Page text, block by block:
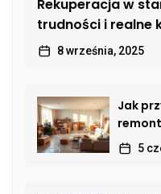
Rekuperacja w
trudności i realne
8 września, 2025
Jak
5